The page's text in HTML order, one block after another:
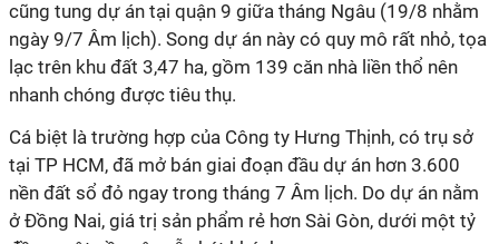
cũng tung dự án tại quận 9 giữa tháng Ngâu (19/8 nhằm
ngày 9/7 Âm lịch). Song dự án này có quy mô rất nhỏ, tọa
lạc trên khu đất 3,47 ha, gồm 139 căn nhà liền thổ nên
nhanh chóng được tiêu thụ.
Cá biệt là trường hợp của Công ty Hưng Thịnh, có trụ sở
tại TP HCM, đã mở bán giai đoạn đầu dự án hơn 3.600
nền đất sổ đỏ ngay trong tháng 7 Âm lịch. Do dự án nằm
ở Đồng Nai, giá trị sản phẩm rẻ hơn Sài Gòn, dưới một tỷ